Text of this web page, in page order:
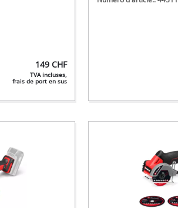
149 CHF
TVA incluses,
frais de port en sus